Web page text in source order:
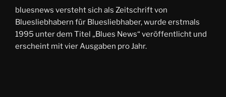
bluesnews versteht sich als Zeitschrift von
Bluesliebhabern für Bluesliebhaber, wurde erstmals
1995 unter dem Titel „Blues News“ veröffentlicht und
erscheint mit vier Ausgaben pro Jahr.